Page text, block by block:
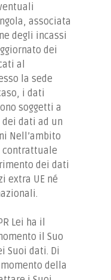
associata
degli incassi
dei
al
la sede
i dati
soggetti a
dei dati ad un
Nell’ambito
contrattuale
dei dati
extra UE né
Lei ha il
il Suo
Suoi dati. Di
della